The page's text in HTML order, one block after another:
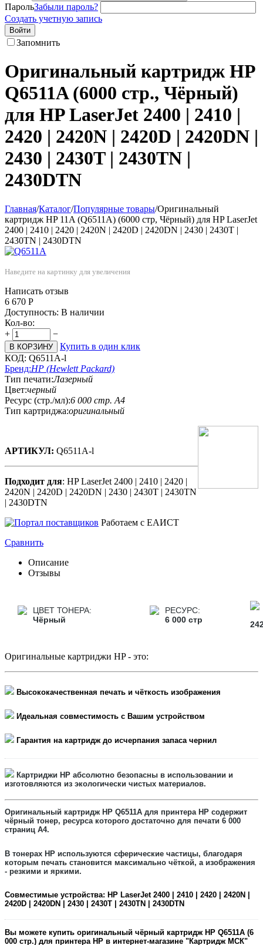
ПарольЗабыли пароль?
Создать учетную запись
Войти
Запомнить
Оригинальный картридж HP
Q6511A (6000 стр., Чёрный)
для HP LaserJet 2400 | 2410 |
2420 | 2420N | 2420D | 2420DN |
2430 | 2430T | 2430TN |
2430DTN
Главная/Каталог/Популярные товары/Оригинальный
картридж HP 11A (Q6511A) (6000 стр, Чёрный) для HP LaserJet
2400 | 2410 | 2420 | 2420N | 2420D | 2420DN | 2430 | 2430T |
2430TN | 2430DTN
Наведите на картинку для увеличения
Написать отзыв
6 670 Р
Доступность: В наличии
Кол-во:
+
−
В КОРЗИНУ
Купить в один клик
КОД: Q6511A-l
Бренд:HP (Hewlett Packard)
Тип печати:Лазерный
Цвет:черный
Ресурс (стр./мл):6 000 стр. А4
Тип картриджа:оригинальный
АРТИКУЛ: Q6511A-l
Подходит для: HP LaserJet 2400 | 2410 | 2420 |
2420N | 2420D | 2420DN | 2430 | 2430T | 2430TN
| 2430DTN
Работаем с ЕАИСТ
Сравнить
Описание
Отзывы
ЦВЕТ ТОНЕРА:
Чёрный
РЕСУРС:
6 000 стр
Оригинальные картриджи HP - это:
Высококачественная печать и чёткость изображения
Идеальная совместимость с Вашим устройством
Гарантия на картридж до исчерпания запаса чернил
Картриджи HP абсолютно безопасны в использовании и
изготовляются из экологически чистых материалов.
Оригинальный картридж HP Q6511A для принтера HP содержит
чёрный тонер, ресурса которого достаточно для печати 6 000
страниц А4.
В тонерах HP используются сферические частицы, благодаря
которым печать становится максимально чёткой, а изображения
- резкими и яркими.
Совместимые устройства: HP LaserJet 2400 | 2410 | 2420 | 2420N |
2420D | 2420DN | 2430 | 2430T | 2430TN | 2430DTN
Вы можете купить оригинальный чёрный картридж HP Q6511A (6
000 стр.) для принтера HP в интернет-магазине "Картридж МСК"